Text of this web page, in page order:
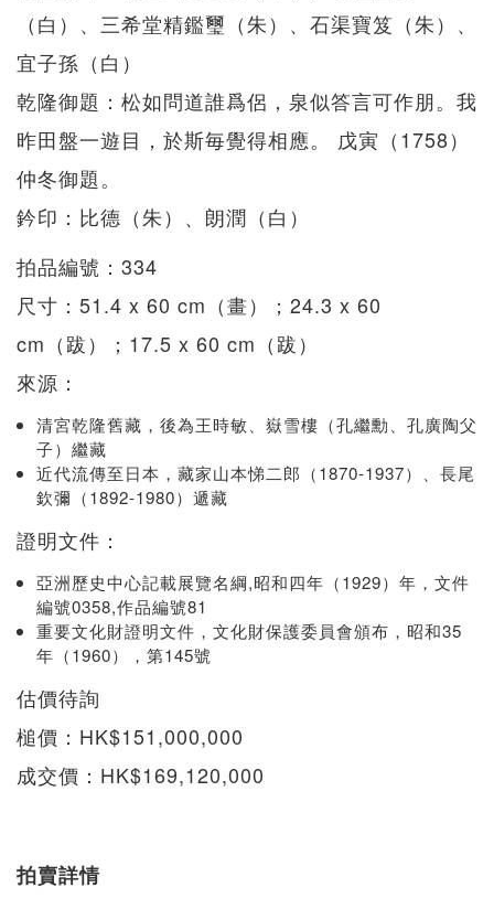
（白）、三希堂精鑑璽（朱）、石渠寶笈（朱）、
宜子孫（白）
乾隆御題：松如問道誰爲侶，泉似答言可作朋。我
昨田盤一遊目，於斯毎覺得相應。 戊寅（1758）
仲冬御題。
鈐印：比德（朱）、朗潤（白）
拍品編號：334
尺寸：51.4 x 60 cm（畫）；24.3 x 60
cm（跋）；17.5 x 60 cm（跋）
來源：
清宮乾隆舊藏，後為王時敏、嶽雪樓（孔繼勳、孔廣陶父
子）繼藏
近代流傳至日本，藏家山本悌二郎（1870-1937）、長尾
欽彌（1892-1980）遞藏
證明文件：
亞洲歷史中心記載展覽名綱,昭和四年（1929）年，文件
編號0358,作品編號81
重要文化財證明文件，文化財保護委員會頒布，昭和35
年（1960），第145號
估價待詢
槌價：HK$151,000,000
成交價：HK$169,120,000
拍賣詳情